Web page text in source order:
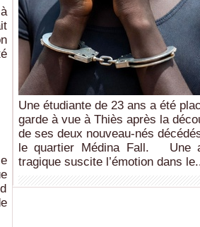
Une étudiante de 23 ans a été
garde à vue à Thiès après la
de ses deux nouveau-nés
le quartier Médina Fall. Une
tragique suscite l’émotion dans